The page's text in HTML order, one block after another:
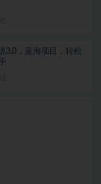
3.0，蓝海项目，轻松